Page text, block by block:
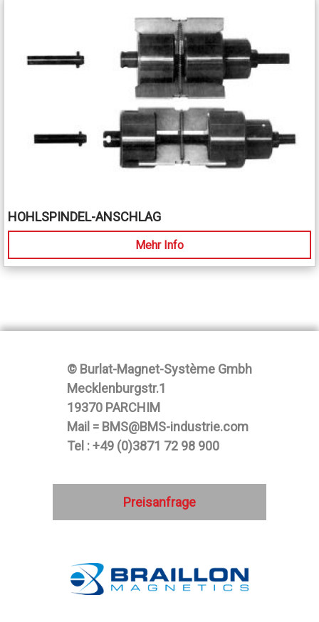
HOHLSPINDEL-ANSCHLAG
Mehr Info
© Burlat-Magnet-Système Gmbh
Mecklenburgstr.1
19370 PARCHIM
Mail = BMS@BMS-industrie.com
Tel : +49 (0)3871 72 98 900
Preisanfrage